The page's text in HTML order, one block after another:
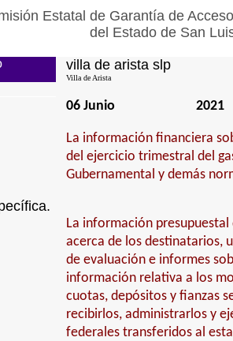
Estatal de Garantía de
del Estado de San
villa de arista slp
Villa de Arista
06 Junio 2021
La información financiera
del ejercicio trimestral del
Gubernamental y demás
La información
acerca de los destinatarios,
de evaluación e informes
información relativa a los
cuotas, depósitos y fianzas
recibirlos, administrarlos y
federales transferidos al